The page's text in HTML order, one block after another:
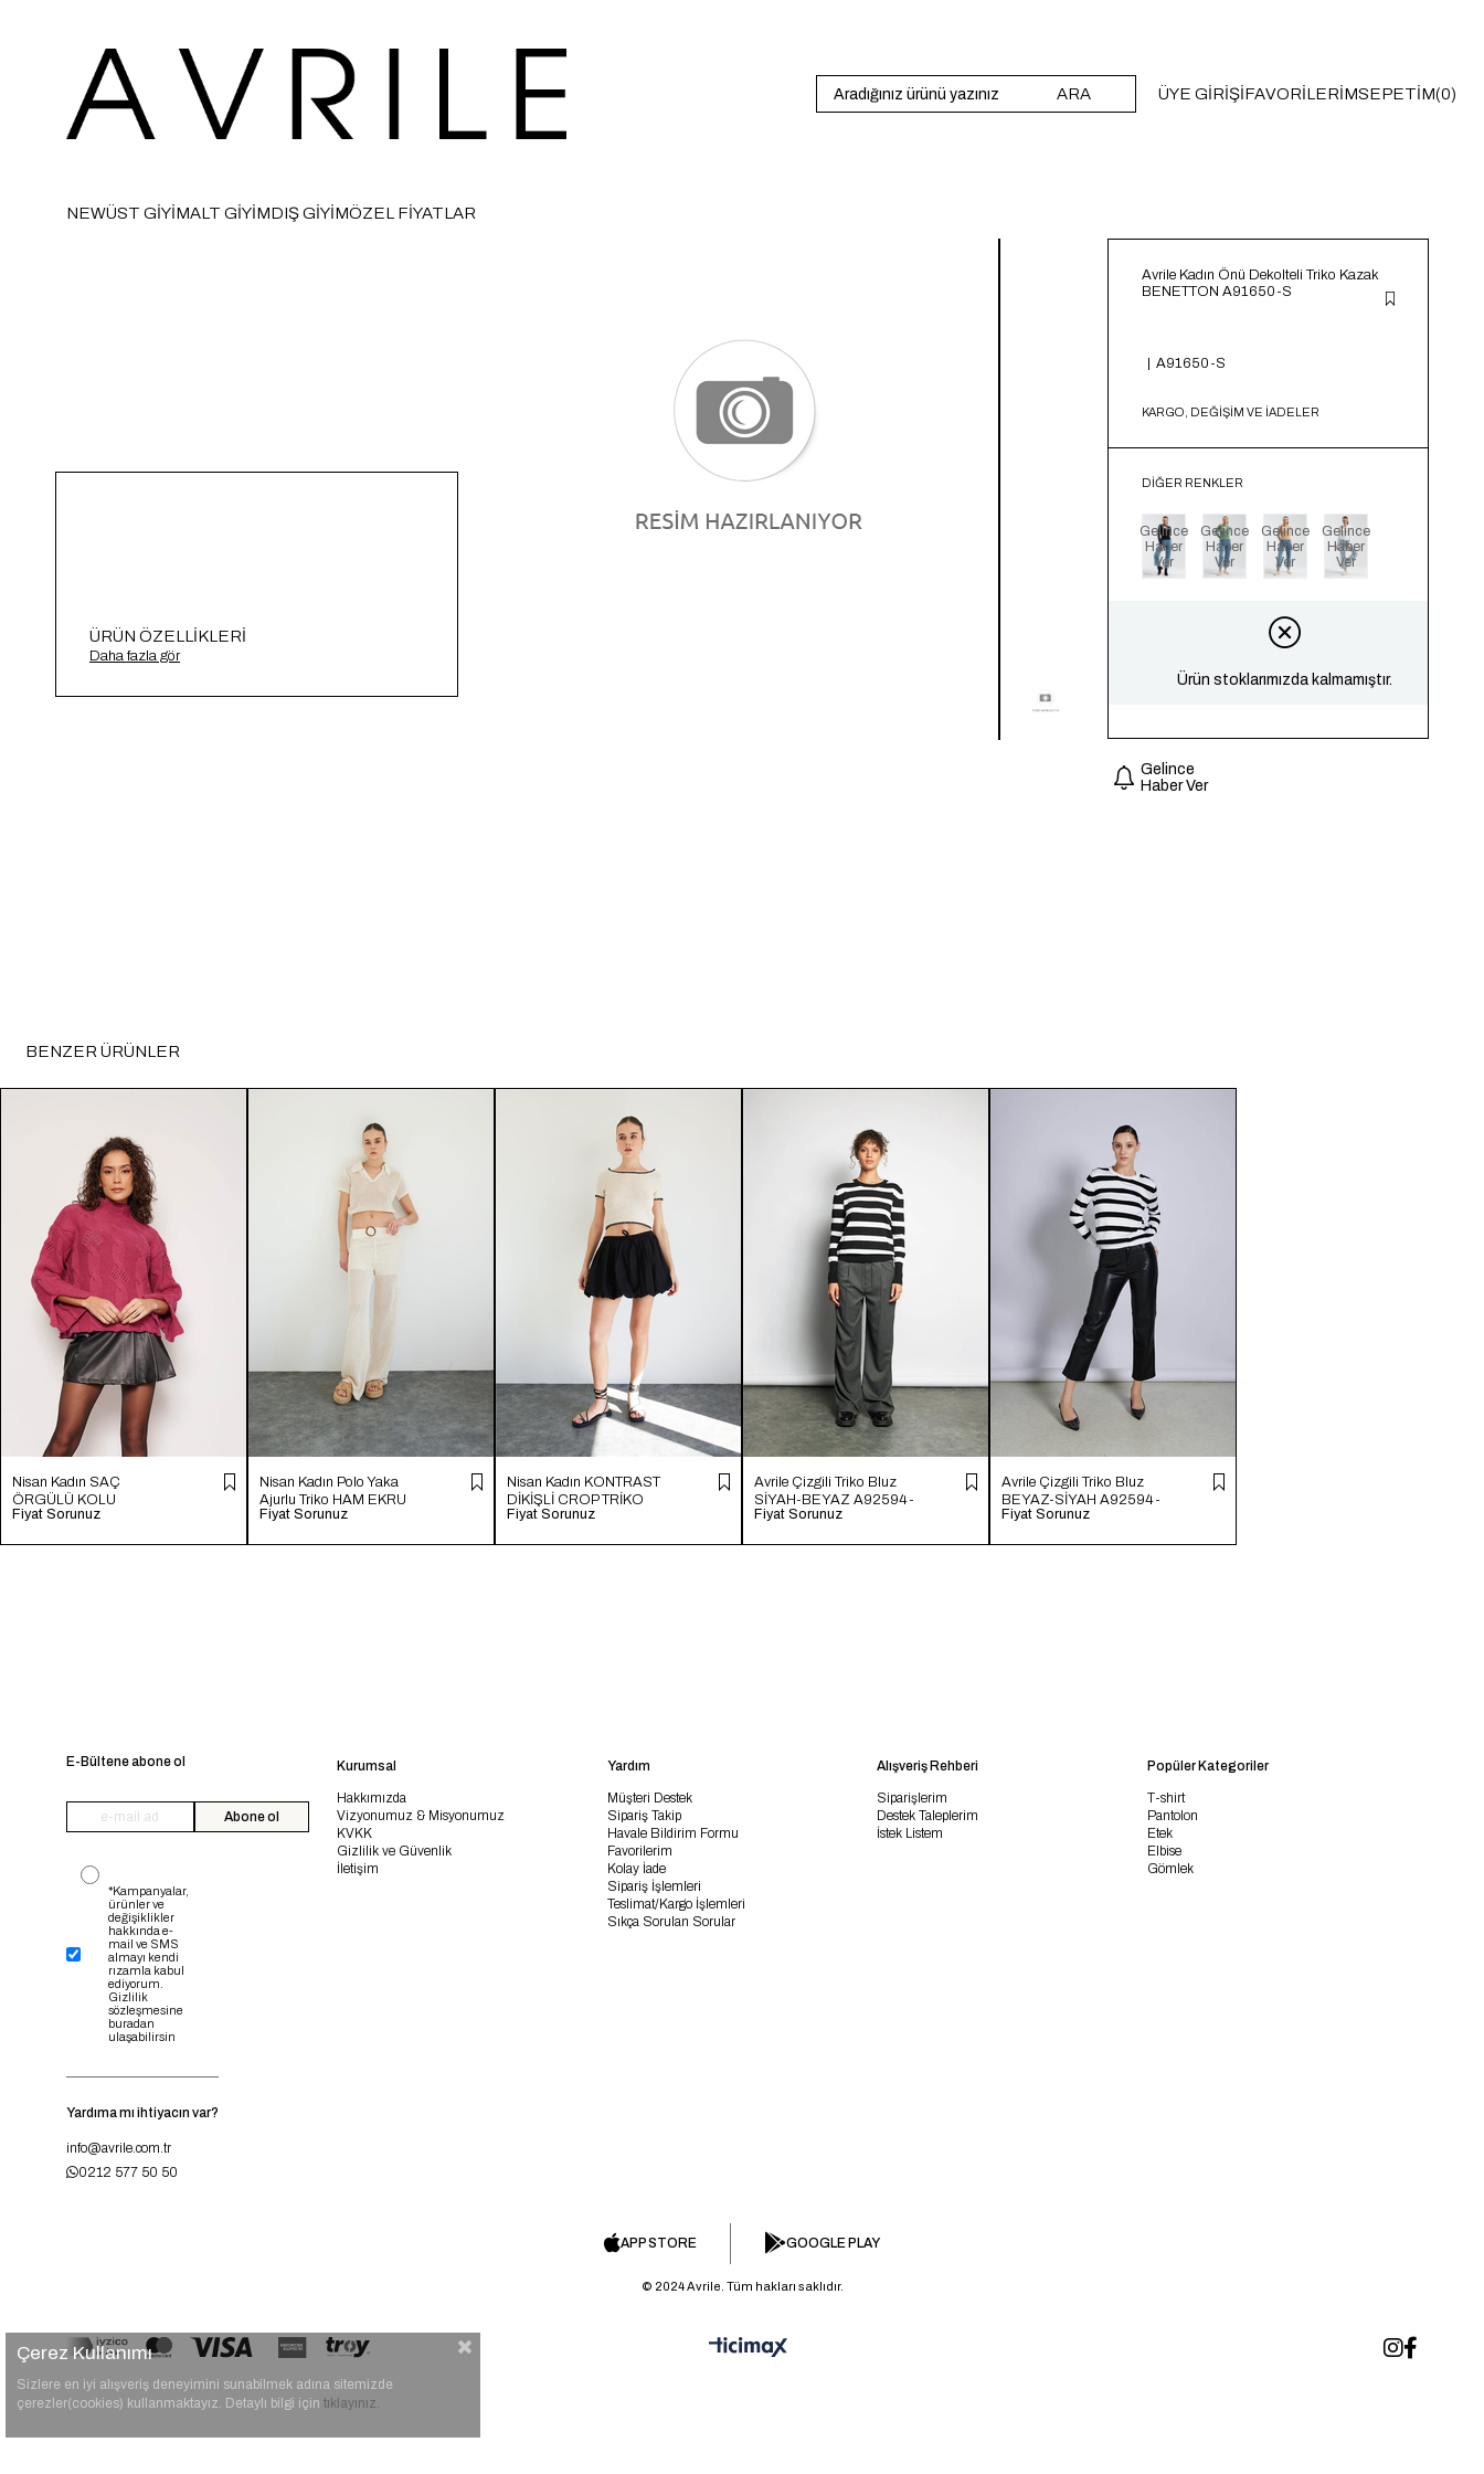
ARA ÜYE GIRIŞIFAVORILERIMSEPETIM 0
NEWÜST GİYİMALT GİYİMDIŞ GİYİMÖZEL FİYATLAR
ÜRÜN ÖZELLIKLERI
Önü Dekolteli Triko Kazak A91650-S
Daha fazla gör
Avrile Kadın Önü Dekolteli Triko Kazak
BENETTON A91650-S
A91650-S
KARGO, DEĞİŞİM VE İADELER
DIĞER RENKLER
Gelince
Haber
Ver
Gelince
Haber
Ver
Gelince
Haber
Ver
Gelince
Haber
Ver
Ürün stoklarımızda kalmamıştır.
Gelince
Haber Ver
BENZER ÜRÜNLER
Nisan Kadın SAÇ
ÖRGÜLÜ KOLU
YIRTMAÇLI TRİKO
Fiyat Sorunuz
Nisan Kadın Polo Yaka
Ajurlu Triko HAM EKRU
TT4246-Z
Fiyat Sorunuz
Nisan Kadın KONTRAST
DİKİŞLİ CROP TRİKO
HAM EKRU TT4231-Z
Fiyat Sorunuz
Avrile Çizgili Triko Bluz
SİYAH-BEYAZ A92594-
S
Fiyat Sorunuz
Avrile Çizgili Triko Bluz
BEYAZ-SİYAH A92594-
S
Fiyat Sorunuz
E-Bültene abone ol
Abone ol
*Kampanyalar,
ürünler ve
değişiklikler
hakkında e-
mail ve SMS
almayı kendi
rızamla kabul
ediyorum.
Gizlilik
sözleşmesine
buradan
ulaşabilirsin
Yardıma mı ihtiyacın var?
info@avrile.com.tr
0212 577 50 50
Kurumsal
Hakkımızda
Vizyonumuz & Misyonumuz
KVKK
Gizlilik ve Güvenlik
İletişim
Yardım
Müşteri Destek
Sipariş Takip
Havale Bildirim Formu
Favorilerim
Kolay İade
Sipariş İşlemleri
Teslimat/Kargo İşlemleri
Sıkça Sorulan Sorular
Alışveriş Rehberi
Siparişlerim
Destek Taleplerim
İstek Listem
Popüler Kategoriler
T-shirt
Pantolon
Etek
Elbise
Gömlek
APP STORE GOOGLE PLAY
© 2024 Avrile. Tüm hakları saklıdır.
Çerez Kullanımı
Sizlere en iyi alışveriş deneyimini sunabilmek adına sitemizde
çerezler(cookies) kullanmaktayız. Detaylı bilgi için tıklayınız.